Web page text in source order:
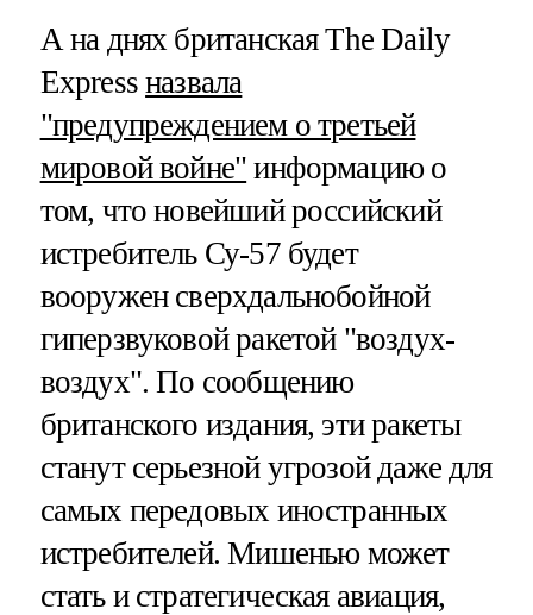
А на днях британская The Daily
Expressназвала
"предупреждением о третьей
мировой войне" информацию о
том, что новейший российский
истребитель Су-57 будет
вооружен сверхдальнобойной
гиперзвуковой ракетой "воздух-
воздух". По сообщению
британского издания, эти ракеты
станут серьезной угрозой даже для
самых передовых иностранных
истребителей. Мишенью может
стать и стратегическая авиация,